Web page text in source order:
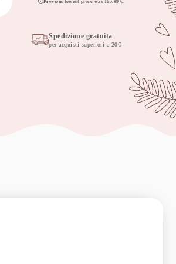
Previous lowest price was 165.99€.
Spedizione gratuita
per acquisti superiori a 20€